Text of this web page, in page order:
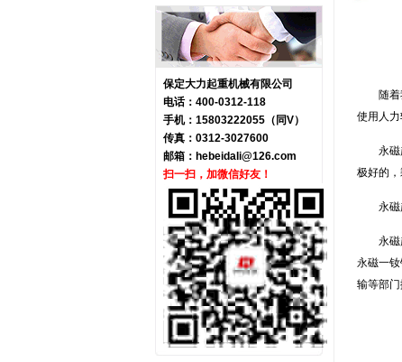
保定大力起重机械有限公司
电话：400-0312-118
手机：15803222055（同V）
传真：0312-3027600
邮箱： hebeidali@126.com
扫一扫，加微信好友！
随
使用人
永
极好的，
永
永
永磁一
输等部